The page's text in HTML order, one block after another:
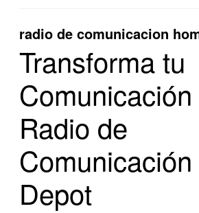
SATELITALES
radio de comunicacion
Transforma tu
Radio de
Depot